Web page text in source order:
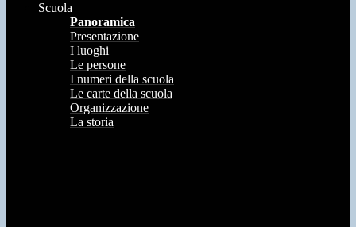
Scuola
Panoramica
Presentazione
I luoghi
Le persone
I numeri della scuola
Le carte della scuola
Organizzazione
La storia